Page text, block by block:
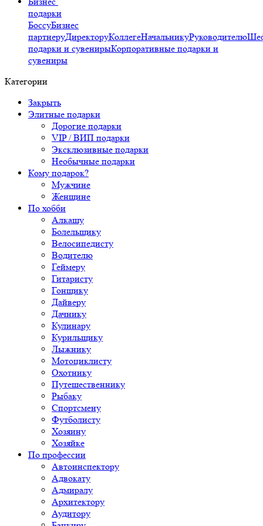
подарки
БоссуБизнес
партнеруДиректоруКоллегеНачальникуРуководителю
подарки и сувенирыКорпоративные подарки и
сувениры
Категории
Закрыть
Элитные подарки
Дорогие подарки
VIP / ВИП подарки
Эксклюзивные подарки
Необычные подарки
Кому подарок?
Мужчине
Женщине
По хобби
Алкашу
Болельщику
Велосипедисту
Водителю
Геймеру
Гитаристу
Гонщику
Дайверу
Дачнику
Кулинару
Курильщику
Лыжнику
Мотоциклисту
Охотнику
Путешественнику
Рыбаку
Спортсмену
Футболисту
Хозяину
Хозяйке
По профессии
Автоинспектору
Адвокату
Адмиралу
Архитектору
Аудитору